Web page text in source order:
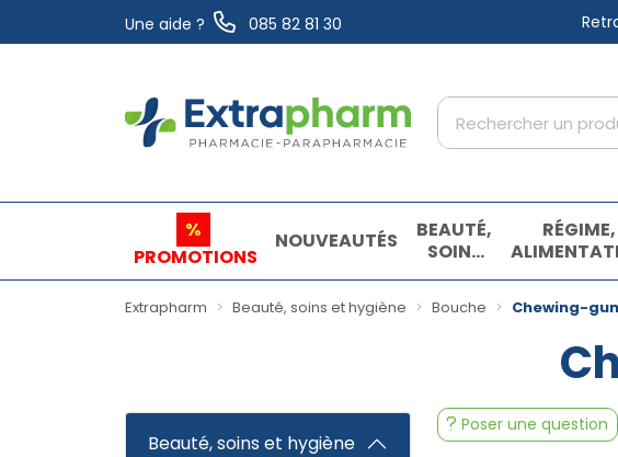
Une aide ? 085 82 81 30
Extrapharm Votre pharmacie en ligne à votre service
%
PROMOTIONS
NOUVEAUTÉS
BEAUTÉ,
SOINS
ET
RÉGIME,
&
Extrapharm Beauté, soins et hygiène Bouche Chewing-
Poser une question
Beauté, soins et hygiène